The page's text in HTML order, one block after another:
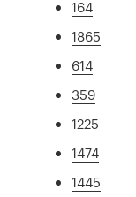
164
1865
614
359
1225
1474
1445